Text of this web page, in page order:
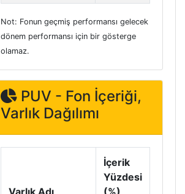
Not: Fonun geçmiş performansı gelecek
dönem performansı için bir gösterge
olamaz.
PUV - Fon İçeriği,
Varlık Dağılımı
Varlık Adı
İçerik
Yüzdesi
(%)